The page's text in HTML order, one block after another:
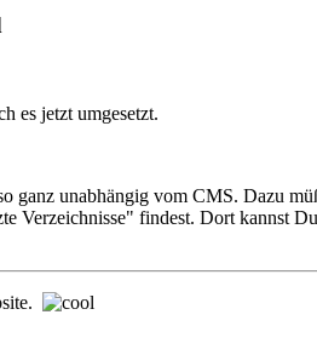
es jetzt umgesetzt.
ganz unabhängig vom CMS. Dazu
Verzeichnisse" findest. Dort kannst